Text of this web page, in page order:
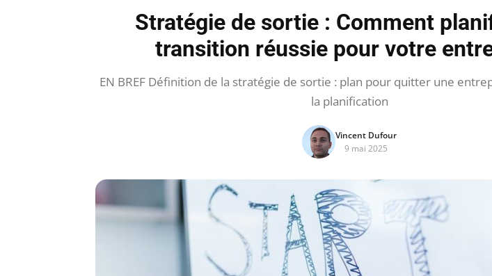
Stratégie de sortie : Comment
transition réussie pour votre
EN BREF Définition de la stratégie de sortie : plan pour quitter une
la planification
Vincent Dufour
9 mai 2025